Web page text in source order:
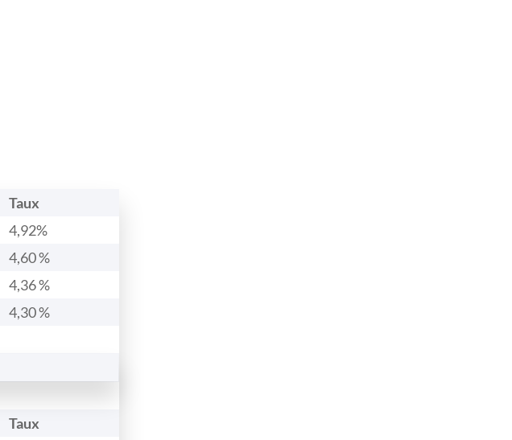
Taux
4,92%
4,60 %
4,36 %
4,30 %
Taux